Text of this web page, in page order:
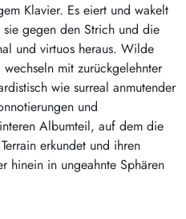
Klavier. Es eiert und wakelt
gegen den Strich und die
und virtuos heraus. Wilde
mit zurückgelehnter
wie surreal anmutender
und
Albumteil, auf dem die
erkundet und ihren
hinein in ungeahnte Sphären